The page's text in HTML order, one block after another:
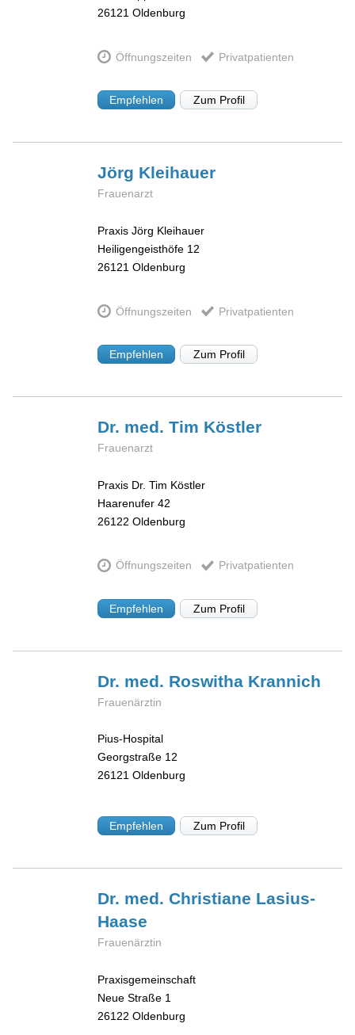
26121 Oldenburg
Öffnungszeiten Privatpatienten
Empfehlen Zum Profil
Jörg Kleihauer
Frauenarzt
Praxis Jörg Kleihauer
Heiligengeisthöfe 12
26121 Oldenburg
Öffnungszeiten Privatpatienten
Empfehlen Zum Profil
Dr. med. Tim Köstler
Frauenarzt
Praxis Dr. Tim Köstler
Haarenufer 42
26122 Oldenburg
Öffnungszeiten Privatpatienten
Empfehlen Zum Profil
Dr. med. Roswitha Krannich
Frauenärztin
Pius-Hospital
Georgstraße 12
26121 Oldenburg
Empfehlen Zum Profil
Dr. med. Christiane Lasius-
Haase
Frauenärztin
Praxisgemeinschaft
Neue Straße 1
26122 Oldenburg